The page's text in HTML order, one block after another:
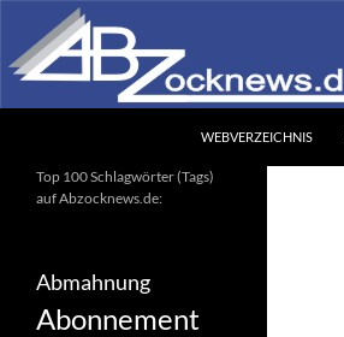
Inhalt
springen
WEBVERZEICHNIS
Ihr unabhängiges
Informationsportal
Top 100 Schlagwörter (Tags)
auf Abzocknews.de:
Abmahnung
Abonnement